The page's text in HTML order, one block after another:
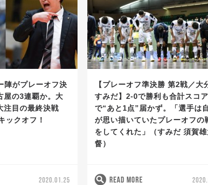
陣がプレーオフ決
屋の3連覇か。大
注目の最終決戦
ックオフ！
2020.01.25
【プレーオフ準決勝 第2戦／大
すみだ】2-0で勝利も合計スコア
で“あと1点”届かず。「選手は
が思い描いていたプレーオフの
をしてくれた」（すみだ 須賀
督）
READ MORE